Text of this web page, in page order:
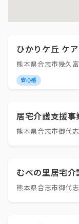
ひかりケ丘 ケ
熊本県合志市幾久
安心感
居宅介護支援事
熊本県合志市御代
むべの里居宅
熊本県合志市御代